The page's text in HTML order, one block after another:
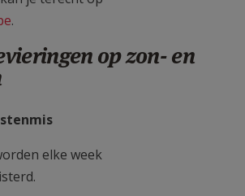
.
op zon- en
elke week